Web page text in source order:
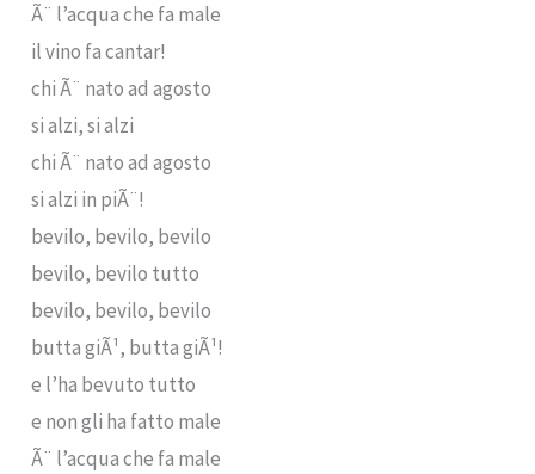
Ã¨ l’acqua che fa male
il vino fa cantar!
chi Ã¨ nato ad agosto
si alzi, si alzi
chi Ã¨ nato ad agosto
si alzi in piÃ¨!
bevilo, bevilo, bevilo
bevilo, bevilo tutto
bevilo, bevilo, bevilo
butta giÃ¹, butta giÃ¹!
e l’ha bevuto tutto
e non gli ha fatto male
Ã¨ l’acqua che fa male